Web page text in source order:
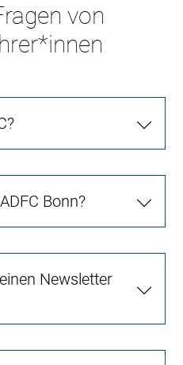
von
Bonn?
Newsletter